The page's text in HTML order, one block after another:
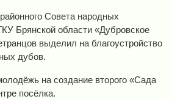
Совета народных
Брянской области «Дубровское
выделил на благоустройство
дубов.
на создание второго «Сада
посёлка.